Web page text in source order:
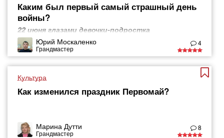
Каким был первый самый страшный день
войны?
22 июня глазами девочки-подростка
Юрий Москаленко
Грандмастер
4
Культура
Как изменился праздник Первомай?
Марина Дутти
Грандмастер
8